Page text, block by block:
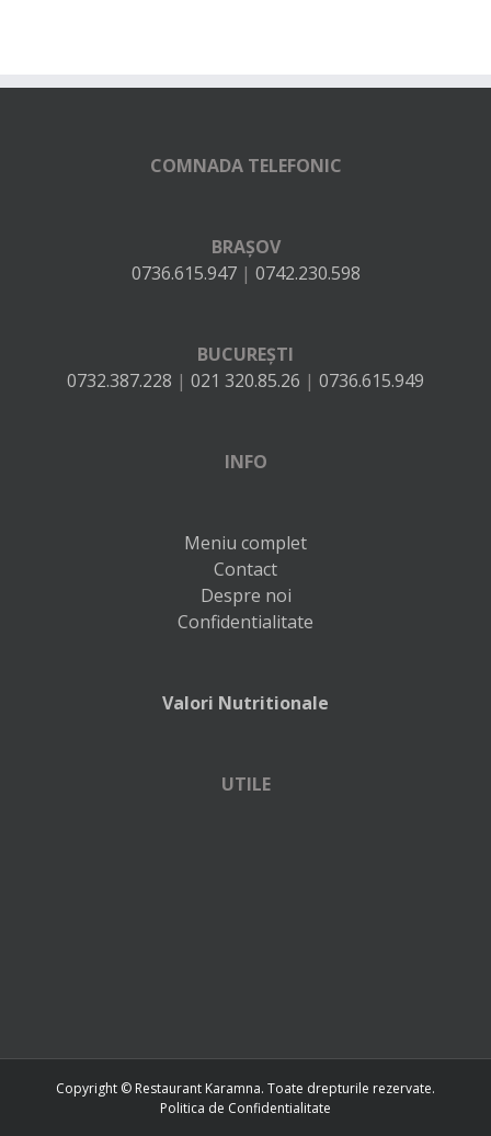
COMNADA TELEFONIC
BRAȘOV
0736.615.947| 0742.230.598
BUCUREȘTI
0732.387.228 | 021 320.85.26 | 0736.615.949
INFO
Meniu complet
Contact
Despre noi
Confidentialitate
Valori Nutritionale
UTILE
Copyright © Restaurant Karamna. Toate drepturile rezervate.
Politica de Confidentialitate